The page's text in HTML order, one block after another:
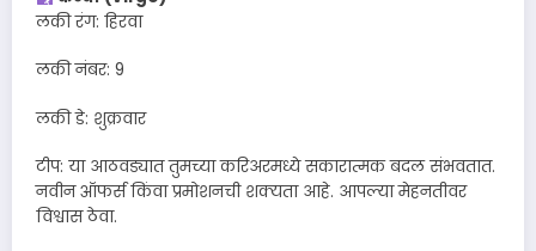
लकी रंग: हिरवा
लकी नंबर: 9
लकी डे: शुक्रवार
टीप: या आठवड्यात तुमच्या करिअरमध्ये सकारात्मक बदल संभवतात.
नवीन ऑफर्स किंवा प्रमोशनची शक्यता आहे. आपल्या मेहनतीवर
विश्वास ठेवा.